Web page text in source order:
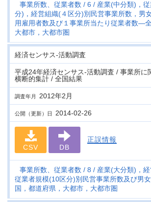
事業所数、従業者数 6
産業(中分類)，
分)，経営組織(４区分)別民営事業所数，男
用雇用者数及び１事業所当たり従業者数―
大都市，大都市圏
経済センサス‐活動調査
平成24年経済センサス‐活動調査 / 事業所に
横断的集計 / 全国結果
調査年月 2012年2月
公開（更新）日 2014-02-26
CSV DB
正誤情報
事業所数、従業者数 8
産業(大分類)，
従業者規模(10区分)別民営事業所数及び男
国，都道府県，大都市，大都市圏